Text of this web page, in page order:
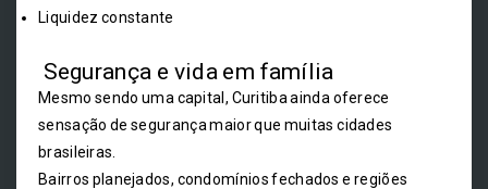
Liquidez constante
Segurança e vida em família
Mesmo sendo uma capital, Curitiba ainda oferece
sensação de segurança maior que muitas cidades
brasileiras.
Bairros planejados, condomínios fechados e regiões